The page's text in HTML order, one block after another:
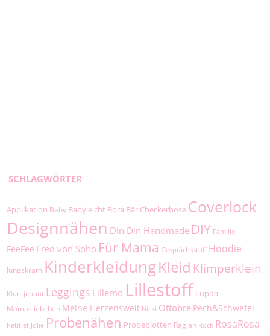
SCHLAGWÖRTER
Applikation Baby Babyleicht Bora Bär Checkerhose Coverlock
Designnähen Din Din Handmade DIY Familie
FeeFee Fred von Soho Für Mama Gesprächsstoff Hoodie
Jungskram KinderkleidungKleid Klimperklein
Kluntjebunt Leggings Lillemo Lillestoff Lupita
Mamasliebchen Meine Herzenswelt Nicki Ottobre Pech&Schwefel
Petit et Jolie Probenähen Probeplotten Raglan Rock RosaRosa